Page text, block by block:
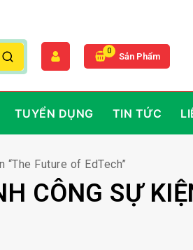
0
Sản Phẩm
TUYỂN DỤNG TIN TỨC
Future of EdTech”
CÔNG SỰ